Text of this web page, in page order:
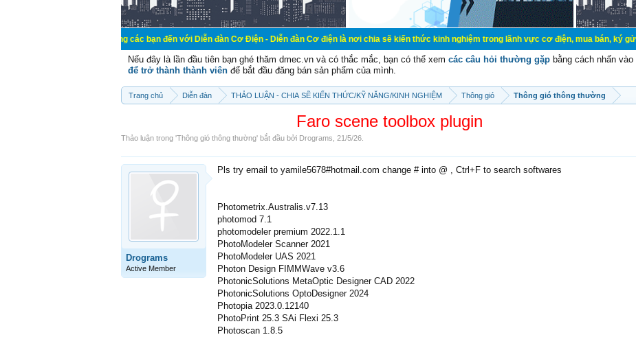
Chào mừng các bạn đến với Diễn đàn Cơ Điện - Diễn đàn Cơ điện là nơi chia sẽ kiến thức kinh nghiệm trong lãnh vực cơ điện, mua bán, ký gửi, cho
Nếu đây là lần đầu tiên bạn ghé thăm dmec.vn và có thắc mắc, bạn có thể xem các câu hỏi thường gặp bằng cách nhấn
để trở thành thành viên để bắt đầu đăng bán sản phẩm của mình.
Trang chủ Diễn đàn THẢO LUẬN - CHIA SẼ KIẾN THỨC/KỸ NĂNG/KINH NGHIỆM Thông gió Thông gió thông thường
Faro scene toolbox plugin
Thảo luận trong 'Thông gió thông thường' bắt đầu bởi Drograms 21/5/26
Drograms
Active Member
Pls try email to yamile5678#hotmail.com change # into @ , Ctrl+F to search softwares
Photometrix.Australis.v7.13
photomod 7.1
photomodeler premium 2022.1.1
PhotoModeler Scanner 2021
PhotoModeler UAS 2021
Photon Design FIMMWave v3.6
PhotonicSolutions MetaOptic Designer CAD 2022
PhotonicSolutions OptoDesigner 2024
Photopia 2023.0.12140
PhotoPrint 25.3 SAi Flexi 25.3
Photoscan 1.8.5